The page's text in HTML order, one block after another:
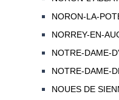
NORON-LA-
NORREY-EN-
NOTRE-DAME-
NOTRE-DAME-
NOUES DE